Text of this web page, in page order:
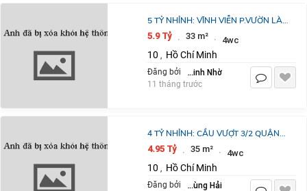
5 TỶ NHỈNH: VĨNH VIỄN P.VƯỜN LÀI
QUẬN 10, 33M2, 4 TẦNG 4 PHÒNG
NGỦ FULL NỘI THẤT Ở NGAY
0933910039
5.9 Tỷ · 33 m² · 4wc
10 , Hồ Chí Minh
Đăng bởi Trần Minh Nhờ
11 tháng trước
4 TỶ NHỈNH: CẦU VƯỢT 3/2 QUẬN
10 - CĂN GÓC 2 VIEW 3 PHÒNG
NGỦ 4 TẦNG FULL NỘI THẤT. VŨ
0933910039
4.95 Tỷ · 35 m² · 4wc
10 , Hồ Chí Minh
Đăng bởi Trần Hùng Hải